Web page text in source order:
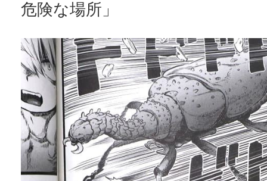
危険な場所」